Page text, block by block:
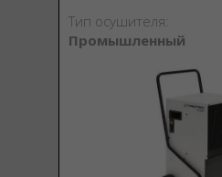
Тип осушителя:
Промышленный